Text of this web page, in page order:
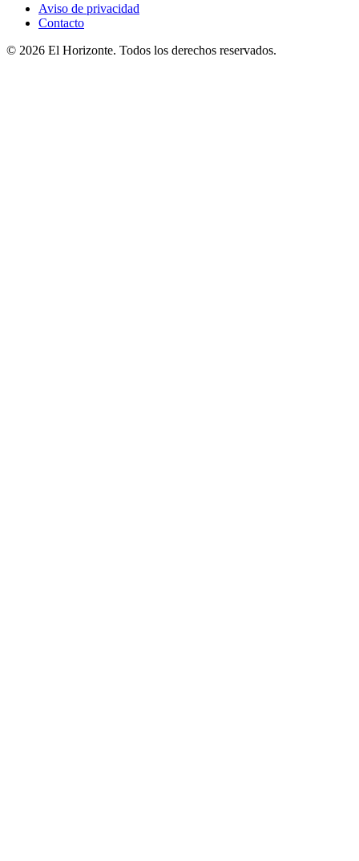
Aviso de privacidad
Contacto
© 2026 El Horizonte. Todos los derechos reservados.